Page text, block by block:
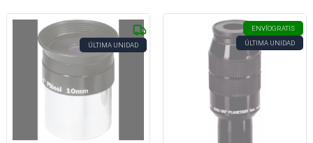
ÚLTIMA UNIDAD
ENVÍOGRATIS
ÚLTIMA UNIDAD